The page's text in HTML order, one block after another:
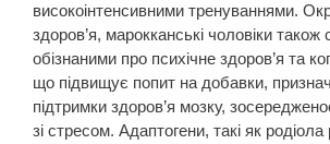
високоінтенсивними тренуваннями.
здоров’я, марокканські чоловіки
обізнаними про психічне здоров’я та
що підвищує попит на добавки,
підтримки здоров’я мозку,
зі стресом. Адаптогени, такі як